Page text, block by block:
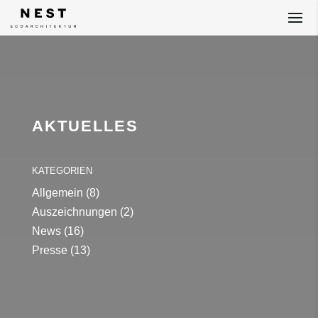
AKTUELLES
KATEGORIEN
Allgemein (8)
Auszeichnungen (2)
News(16)
Presse (13)